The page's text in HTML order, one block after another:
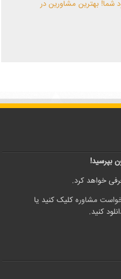
بهترین مشاورین در
بپرسید!
خواهد کرد.
مشاوره کلیک کنید یا
کنید.